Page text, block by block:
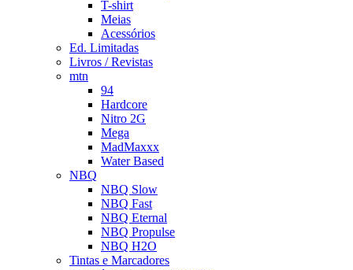
T-shirt
Meias
Acessórios
Ed. Limitadas
Livros / Revistas
mtn
94
Hardcore
Nitro 2G
Mega
MadMaxxx
Water Based
NBQ
NBQ Slow
NBQ Fast
NBQ Eternal
NBQ Propulse
NBQ H2O
Tintas e Marcadores